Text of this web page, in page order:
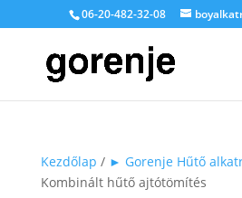
06-20-482-32-08
Kezdőlap / ► Gorenje Hűtő
Kombinált hűtő ajtótömítés